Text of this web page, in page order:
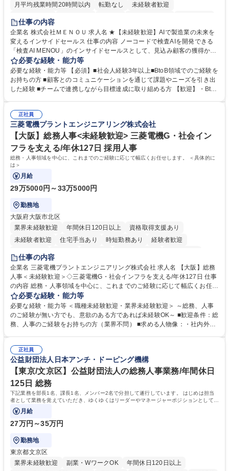
月平均残業時間20時間以内 転勤なし
未経験者歓迎
時短勤務あり
駅近5分以内
土日祝休み 服装自由
仕事の内容
企業名 株式会社ＭＥＮＯＵ 求人名 ★【未経験歓迎】AIで製造業の未来を
変えるインサイドセールス 仕事の内容 ノーコードで検査AIを開発できる
「検査AI MENOU」のインサイドセールスとして、見込み顧客の獲得から
商談機会の創出までを担っていただきます。マーケティングとフィールド
セールスをつなぐ役割として、 適切なタイミングで顧客とコミュニケーシ
ョンを取りながら、受注につながる商談機会の最大化を目指します。 【具
体的な仕事内容】 リードへの電話・メールによるアプローチ/リードナー
実行/フィールドセールスへの案件連携 募集職種 ★【未経験歓迎】AIで製
造業の未来を変えるインサイドセールス
必要な経験・能力等
必要な経験・能力等 【必須】■社会人経験3年以上■BtoB領域でのご経験を
お持ちの方 ■顧客とのコミュニケーションを通じて課題やニーズを引き出
した経験 ■チームで連携しながら目標達成に取り組める方 【歓迎】・BtoB
企画・実行経験 ・CRM・リードナーチャリングに関する知見 ・データを
もとに営業プロセスを改善した経験 学歴・資格 学歴：大学院 大学 高専 短
大 専修学校 高校 語学力： 資格：
正社員
三菱電機プラントエンジニアリング株式会社
【大阪】総務人事<未経験歓迎> 三菱電機G・社会イン
フラを支える/年休127日 採用人事
総務・人事領域を中心に、これまでのご経験に応じて幅広くお任せします。 ＜具体的に
は＞
月給
29万5000円～33万5000円
勤務地
大阪府大阪市北区
業界未経験歓迎
年間休日120日以上
資格取得支援あり
未経験者歓迎
住宅手当あり 時短勤務あり
経験者歓迎
退職金あり
駅近5分以内
土日祝休み 服装自由 寮・社宅あり 食事補助あり
仕事の内容
企業名 三菱電機プラントエンジニアリング株式会社 求人名 【大阪】総務
人事＜未経験歓迎＞◇三菱電機G・社会インフラを支える/年休127日 仕事
の内容 総務・人事領域を中心に、これまでのご経験に応じて幅広くお任せ
します。 ＜具体的には＞ ・総務/人事労務（給与・社保・勤怠管理など）
・採用・教育研修 ・福利厚生運用 など ※基本的には事務所勤務ですが、
採用や教育等の業務内容により、関西圏以外への日帰り・宿泊を伴う国内
出張もございます。 ※担当業務を持ちつつ、お互いに助け合いながら、総
必要な経験・能力等
必要な経験・能力等 ＜職種未経験歓迎・業界未経験歓迎＞ ～総務、人事
のご経験が無い方でも、意欲のある方であれば未経験OK～ ■歓迎条件：総
務、人事のご経験をお持ちの方（業界不問） ■求める人物像：・社内外の
正社員
公益財団法人日本アンチ・ドーピング機構
【東京/文京区】公益財団法人の総務人事業務/年間休日
125日 総務
下記業務を部長1名、課長1名、メンバー2名で分担して遂行しています。 はじめは担当
者として業務を覚えていただき、ゆくゆくはリーダーやマネージャーポジションとして活
躍いただくことを期待しています。
月給
27万円～35万円
勤務地
東京都文京区
業界未経験歓迎
副業・WワークOK
年間休日120日以上